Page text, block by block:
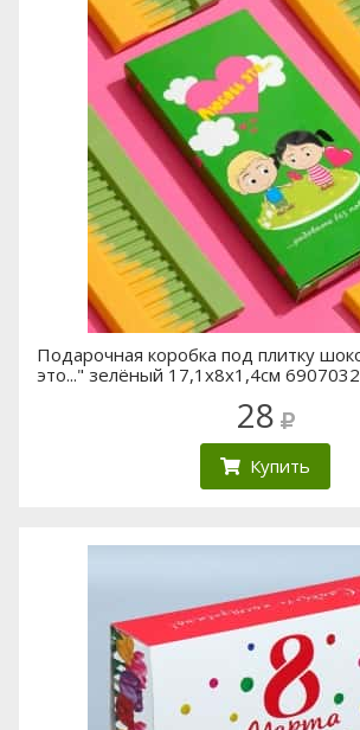
Подарочная коробка под плитку
это..." зелёный 17,1х8х1,4см 6907032
28
Купить